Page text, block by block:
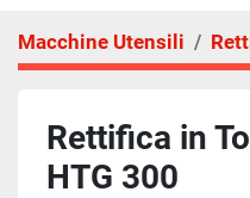
Macchine Utensili
Rettifica in
HTG 300